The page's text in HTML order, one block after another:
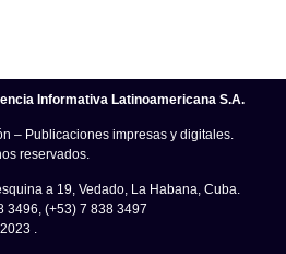
Informativa Latinoamericana S.A.
– Publicaciones impresas y digitales.
reservados.
a 19, Vedado, La Habana, Cuba.
3496, (+53) 7 838 3497
.